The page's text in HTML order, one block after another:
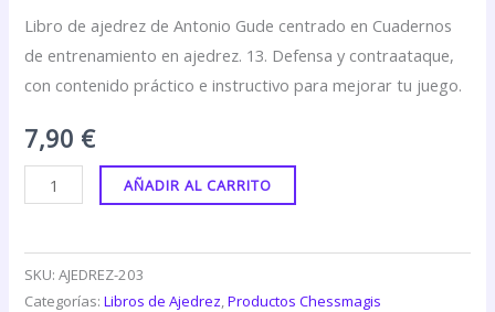
Libro de ajedrez de Antonio Gude centrado en Cuadernos
de entrenamiento en ajedrez. 13. Defensa y contraataque,
con contenido práctico e instructivo para mejorar tu juego.
7,90 €
AÑADIR AL CARRITO
SKU:AJEDREZ-203
Categorías:Libros de Ajedrez,Productos Chessmagis